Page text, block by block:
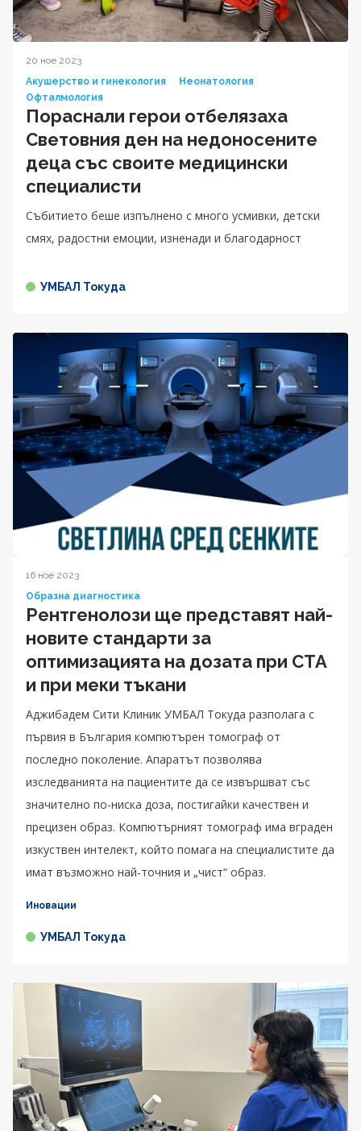
20 ное 2023
Акушерство и гинекология
Неонатология
Офталмология
Пораснали герои отбелязаха
Световния ден на недоносените
деца със своите медицински
специалисти
Събитието беше изпълнено с много усмивки, детски
смях, радостни емоции, изненади и благодарност
УМБАЛ Токуда
16 ное 2023
Образна диагностика
Рентгенолози ще представят най-
новите стандарти за
оптимизацията на дозата при CTA
и при меки тъкани
Аджибадем Сити Клиник УМБАЛ Токуда разполага с
първия в България компютърен томограф от
последно поколение. Апаратът позволява
изследванията на пациентите да се извършват със
значително по-ниска доза, постигайки качествен и
прецизен образ. Компютърният томограф има вграден
изкуствен интелект, който помага на специалистите да
имат възможно най-точния и „чист“ образ.
Иновации
УМБАЛ Токуда